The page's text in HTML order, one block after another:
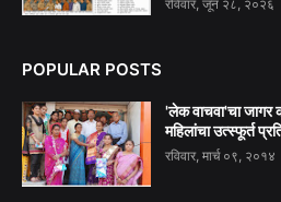
रविवार, जून २८, २०२६
POPULAR POSTS
'लेक वाचवा'चा जागर
महिलांचा उत्स्फूर्त
रविवार, मार्च ०९, २०१४